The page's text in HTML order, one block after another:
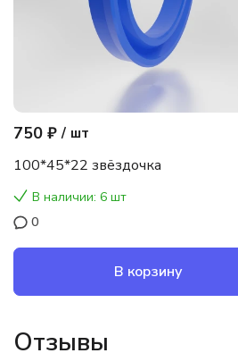
750 ₽ / шт
100*45*22 звёздочка
В наличии: 6 шт
0
В корзину
Отзывы